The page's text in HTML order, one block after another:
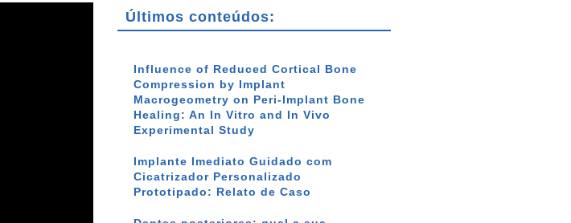
Últimos conteúdos:
Influence of Reduced Cortical Bone
Compression by Implant
Macrogeometry on Peri-Implant Bone
Healing: An In Vitro and In Vivo
Experimental Study
Implante Imediato Guidado com
Cicatrizador Personalizado
Prototipado: Relato de Caso